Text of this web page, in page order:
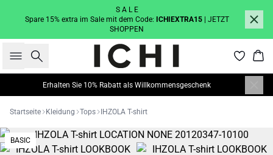
S A L E
Spare 15% extra im Sale mit dem Code: ICHIEXTRA15
| JETZT
SHOPPEN
Suche
Erhalten Sie 10% Rabatt als Willkommensgeschenk
Startseite Kleidung Tops IHZOLA T-shirt
BASIC